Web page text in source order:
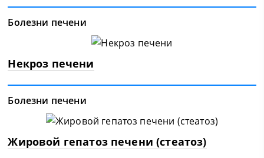
Болезни печени
Некроз печени
Болезни печени
Жировой гепатоз печени (стеатоз)